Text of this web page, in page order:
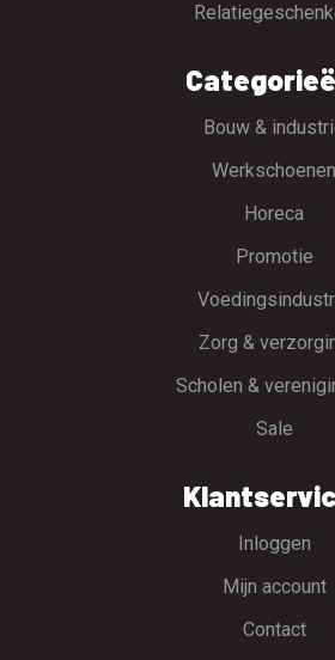
Bouw &
Werkschoenen
Horeca
Promotie
Zorg &
Scholen &
Sale
Inloggen
Mijn account
Contact